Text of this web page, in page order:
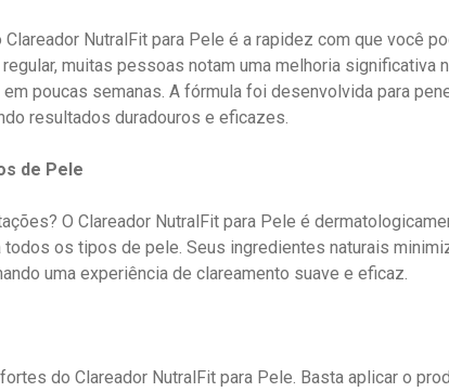
NutralFit para Pele é a rapidez com que você
muitas pessoas notam uma melhoria significativa
poucas semanas. A fórmula foi desenvolvida para
resultados duradouros e eficazes.
de Pele
O Clareador NutralFit para Pele é
os tipos de pele. Seus ingredientes naturais
uma experiência de clareamento suave e eficaz.
do Clareador NutralFit para Pele. Basta aplicar o